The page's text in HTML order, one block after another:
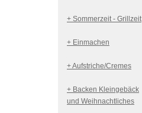
+ Sommerzeit - Grillzeit
+ Einmachen
+ Aufstriche/Cremes
+ Backen Kleingebäck
und Weihnachtliches